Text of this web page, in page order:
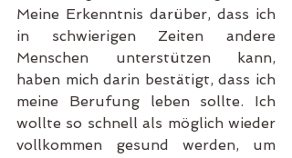
Meine Erkenntnis darüber, dass ich
in schwierigen Zeiten andere
Menschen unterstützen kann,
haben mich darin bestätigt, dass ich
meine Berufung leben sollte. Ich
wollte so schnell als möglich wieder
vollkommen gesund werden, um